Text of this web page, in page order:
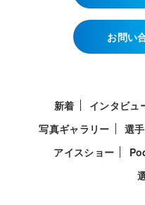
お問い
新着 インタビュ
写真ギャラリー
選
アイスショー